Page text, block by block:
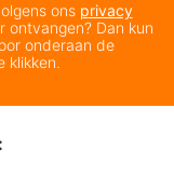
ons privacy
ontvangen? Dan kun
onderaan de
klikken.